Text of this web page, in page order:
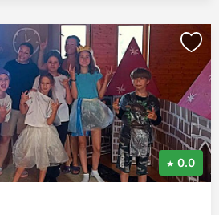
0.0